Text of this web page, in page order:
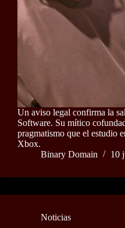
Un aviso legal confirma la
Software. Su mítico
pragmatismo que el estudio
Xbox.
Binary Domain
10
Noticias